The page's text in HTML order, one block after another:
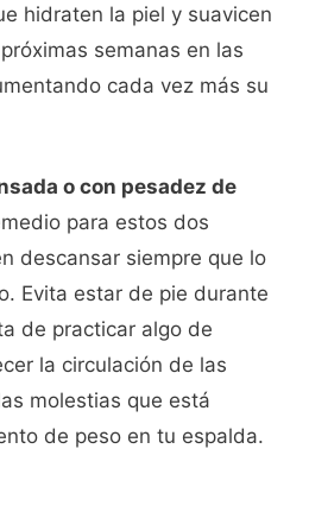
hidraten la piel y suavicen
semanas en las
cada vez más su
o con pesadez de
para estos dos
descansar siempre que lo
Evita estar de pie durante
de practicar algo de
la circulación de las
molestias que está
de peso en tu espalda.